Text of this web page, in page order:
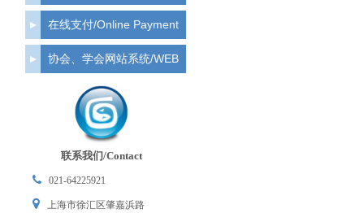
在线支付/Online Payment
协会、学会网站系统/WEB
联系我们/Contact
021-64225921
上海市徐汇区肇嘉浜路